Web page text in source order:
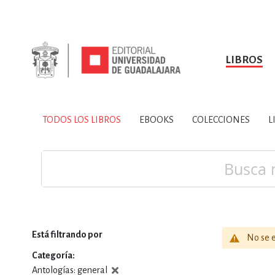
LIBROS
TODOS LOS LIBROS
SOBRE NOSOTROS HISTORIA
CIENCIAS DE LA
TODOS LOS LIBROS EBOOKS COLECCIONES
No se
Está filtrando por
Categoría
Antologías: general